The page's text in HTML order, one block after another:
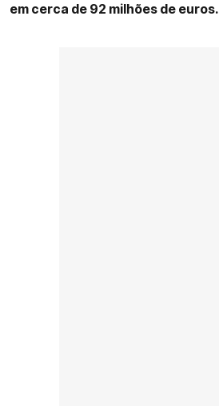
em cerca de 92 milhões de euros.